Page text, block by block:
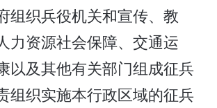
组织兵役机关和宣传、教
力资源社会保障、交通运
以及其他有关部门组成征兵
组织实施本行政区域的征兵